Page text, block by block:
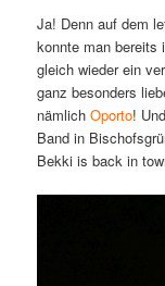
Ja! Denn auf dem
konnte man bereits
gleich wieder ein
ganz besonders
nämlich Oporto!
Band in
Bekki is back in